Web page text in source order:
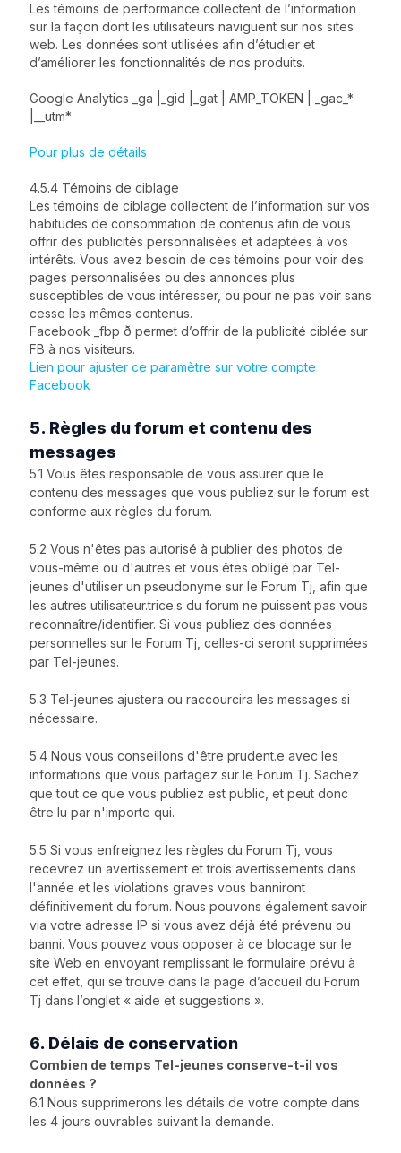
Les témoins de performance collectent de l’information
sur la façon dont les utilisateurs naviguent sur nos sites
web. Les données sont utilisées afin d’étudier et
d’améliorer les fonctionnalités de nos produits.
Google Analytics _ga |_gid |_gat | AMP_TOKEN | _gac_*
|__utm*
Pour plus de détails
4.5.4 Témoins de ciblage
Les témoins de ciblage collectent de l’information sur vos
habitudes de consommation de contenus afin de vous
offrir des publicités personnalisées et adaptées à vos
intérêts. Vous avez besoin de ces témoins pour voir des
pages personnalisées ou des annonces plus
susceptibles de vous intéresser, ou pour ne pas voir sans
cesse les mêmes contenus.
Facebook _fbp ð permet d’offrir de la publicité ciblée sur
FB à nos visiteurs.
Lien pour ajuster ce paramètre sur votre compte
Facebook
5. Règles du forum et contenu des
messages
5.1 Vous êtes responsable de vous assurer que le
contenu des messages que vous publiez sur le forum est
conforme aux règles du forum.
5.2 Vous n'êtes pas autorisé à publier des photos de
vous-même ou d'autres et vous êtes obligé par Tel-
jeunes d'utiliser un pseudonyme sur le Forum Tj, afin que
les autres utilisateur.trice.s du forum ne puissent pas vous
reconnaître/identifier. Si vous publiez des données
personnelles sur le Forum Tj, celles-ci seront supprimées
par Tel-jeunes.
5.3 Tel-jeunes ajustera ou raccourcira les messages si
nécessaire.
5.4 Nous vous conseillons d'être prudent.e avec les
informations que vous partagez sur le Forum Tj. Sachez
que tout ce que vous publiez est public, et peut donc
être lu par n'importe qui.
5.5 Si vous enfreignez les règles du Forum Tj, vous
recevrez un avertissement et trois avertissements dans
l'année et les violations graves vous banniront
définitivement du forum. Nous pouvons également savoir
via votre adresse IP si vous avez déjà été prévenu ou
banni. Vous pouvez vous opposer à ce blocage sur le
site Web en envoyant remplissant le formulaire prévu à
cet effet, qui se trouve dans la page d’accueil du Forum
Tj dans l’onglet « aide et suggestions ».
6. Délais de conservation
Combien de temps Tel-jeunes conserve-t-il vos
données ?
6.1 Nous supprimerons les détails de votre compte dans
les 4 jours ouvrables suivant la demande.